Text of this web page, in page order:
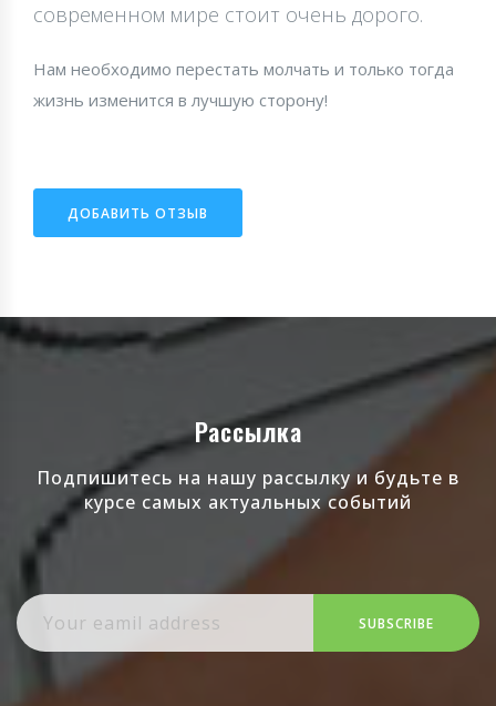
современном мире стоит очень дорого.
Нам необходимо перестать молчать и только тогда
жизнь изменится в лучшую сторону!
ДОБАВИТЬ ОТЗЫВ
Рассылка
Подпишитесь на нашу рассылку и будьте в
курсе самых актуальных событий
SUBSCRIBE